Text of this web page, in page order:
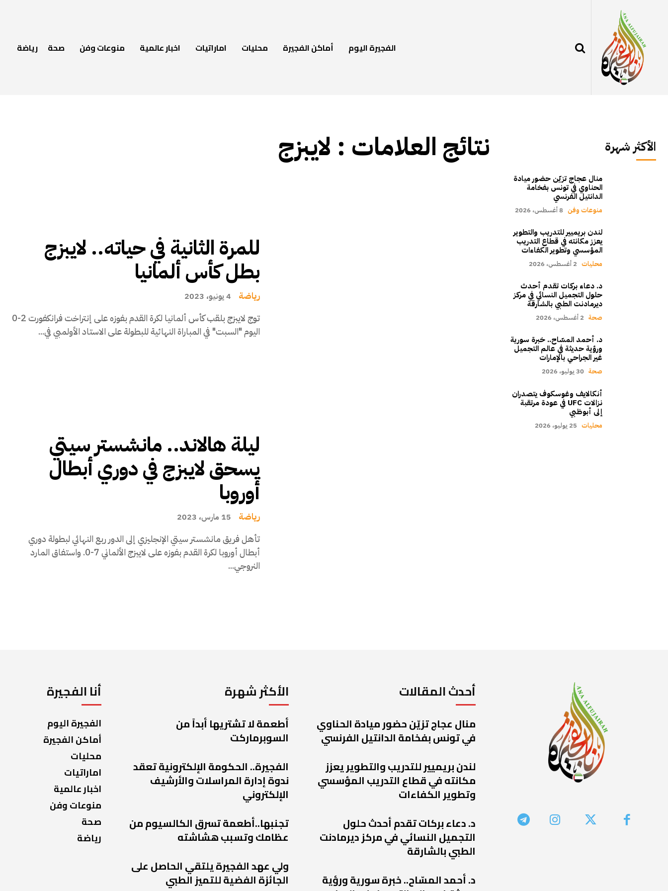
الفجيرة اليوم أماكن الفجيرة محليات اماراتيات اخبار عالمية منوعات وفن صحة رياضة
نتائج العلامات : لايبزج
للمرة الثانية في حياته.. لايبزج
بطل كأس ألمانيا
رياضة 4 يونيو، 2023
توج لايبزج بلقب كأس ألمانيا لكرة القدم بفوزه على إنتراخت فرانكفورت 2-0
اليوم "السبت" في المباراة النهائية للبطولة على الاستاد الأولمبي في...
ليلة هالاند.. مانشستر سيتي
يسحق لايبزج في دوري أبطال
أوروبا
رياضة 15 مارس، 2023
تأهل فريق مانشستر سيتي الإنجليزي إلى الدور ربع النهائي لبطولة دوري
أبطال أوروبا لكرة القدم بفوزه على لايبزج الألماني 7-0. واستفاق المارد
النروجي...
الأكثر شهرة
منال عجاج تزيّن حضور ميادة
الحناوي في تونس بفخامة
الدانتيل الفرنسي
منوعات وفن 8 أغسطس، 2026
لندن بريميير للتدريب والتطوير
يعزز مكانته في قطاع التدريب
المؤسسي وتطوير الكفاءات
محليات 2 أغسطس، 2026
د. دعاء بركات تقدم أحدث
حلول التجميل النسائي في مركز
ديرمادنت الطبي بالشارقة
صحة 2 أغسطس، 2026
د. أحمد المسّاح.. خبرة سورية
ورؤية حديثة في عالم التجميل
غير الجراحي بالإمارات
صحة 30 يوليو، 2026
أنكالايف وغوسكوف يتصدران
نزالات UFC في عودة مرتقبة
إلى أبوظبي
محليات 25 يوليو، 2026
أنا الفجيرة
الفجيرة اليوم
أماكن الفجيرة
محليات
اماراتيات
اخبار عالمية
منوعات وفن
صحة
رياضة
الأكثر شهرة
أطعمة لا تشتريها أبداً من
السوبرماركت
الفجيرة.. الحكومة الإلكترونية تعقد
ندوة إدارة المراسلات والأرشيف
الإلكتروني
تجنبها..أطعمة تسرق الكالسيوم من
عظامك وتسبب هشاشته
ولي عهد الفجيرة يلتقي الحاصل على
الجائزة الفضية للتميز الطبي
أحدث المقالات
منال عجاج تزيّن حضور ميادة الحناوي
في تونس بفخامة الدانتيل الفرنسي
لندن بريميير للتدريب والتطوير يعزز
مكانته في قطاع التدريب المؤسسي
وتطوير الكفاءات
د. دعاء بركات تقدم أحدث حلول
التجميل النسائي في مركز ديرمادنت
الطبي بالشارقة
د. أحمد المسّاح.. خبرة سورية ورؤية